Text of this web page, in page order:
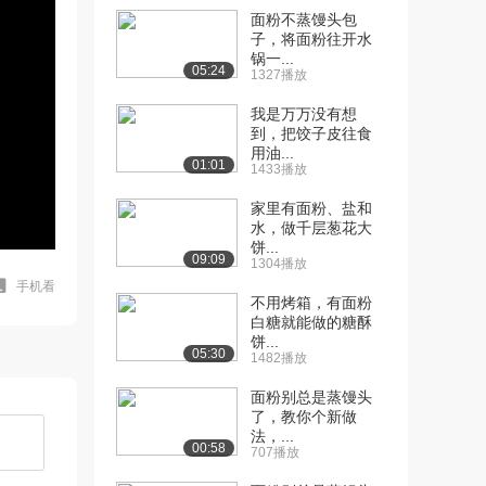
手机看
05:24
面粉不蒸馒头包
子，将面粉往开水
锅一...
1327播放
01:01
我是万万没有想
到，把饺子皮往食
用油...
1433播放
09:09
家里有面粉、盐和
水，做千层葱花大
饼...
1304播放
05:30
不用烤箱，有面粉
白糖就能做的糖酥
饼...
1482播放
00:58
面粉别总是蒸馒头
了，教你个新做
法，...
707播放